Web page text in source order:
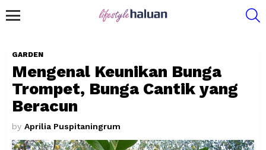
GARDEN
Mengenal Keunikan Bunga
Trompet, Bunga Cantik yang
Beracun
by Aprilia Puspitaningrum